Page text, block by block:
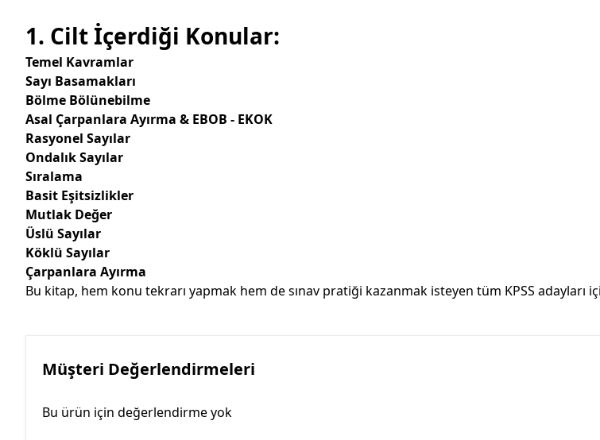
1. Cilt İçerdiği Konular:
Temel Kavramlar
Sayı Basamakları
Bölme Bölünebilme
Asal Çarpanlara Ayırma & EBOB - EKOK
Rasyonel Sayılar
Ondalık Sayılar
Sıralama
Basit Eşitsizlikler
Mutlak Değer
Üslü Sayılar
Köklü Sayılar
Çarpanlara Ayırma
Bu kitap, hem konu tekrarı yapmak hem de sınav pratiği kazanmak isteyen tüm KPSS adayları
Müşteri Değerlendirmeleri
Bu ürün için değerlendirme yok